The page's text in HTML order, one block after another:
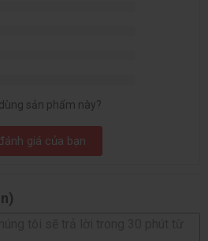
sản phẩm này?
giá của bạn